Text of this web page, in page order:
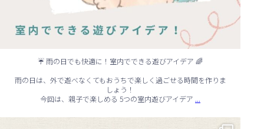
☔ 雨の日でも快適に！室内でできる遊びアイデア 🌈
雨の日は、外で遊べなくてもおうちで楽しく過ごせる時間を作りま
しょう！
今回は、親子で楽しめる 5つの室内遊びアイデア ...